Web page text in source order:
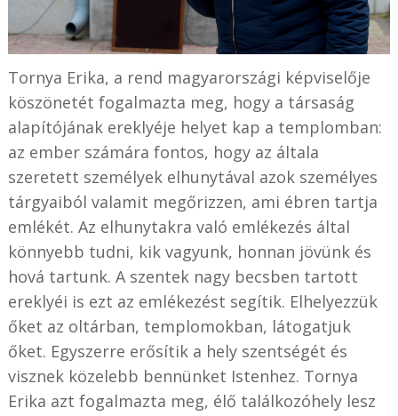
Tornya Erika, a rend magyarországi képviselője
köszönetét fogalmazta meg, hogy a társaság
alapítójának ereklyéje helyet kap a templomban:
az ember számára fontos, hogy az általa
szeretett személyek elhunytával azok személyes
tárgyaiból valamit megőrizzen, ami ébren tartja
emlékét. Az elhunytakra való emlékezés által
könnyebb tudni, kik vagyunk, honnan jövünk és
hová tartunk. A szentek nagy becsben tartott
ereklyéi is ezt az emlékezést segítik. Elhelyezzük
őket az oltárban, templomokban, látogatjuk
őket. Egyszerre erősítik a hely szentségét és
visznek közelebb bennünket Istenhez. Tornya
Erika azt fogalmazta meg, élő találkozóhely lesz